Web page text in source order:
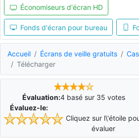
Économiseurs d'écran HD
Fonds d'écran pour bureau
Accueil Écrans de veille gratuits
Télécharger
Évaluation:4 basé sur 35 votes
Évaluez-le:
Cliquez sur l\'étoile
évaluer